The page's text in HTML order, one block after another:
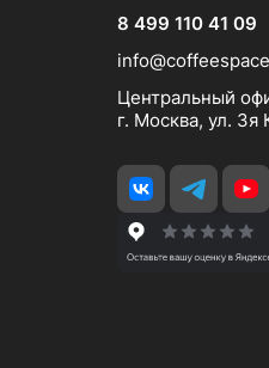
8 499 110 41 09
Центральный
г. Москва, ул. 3я